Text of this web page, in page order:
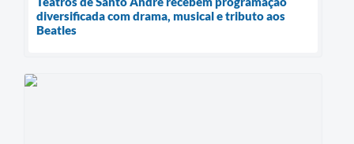
diversificada com drama, musical e tributo aos
Beatles